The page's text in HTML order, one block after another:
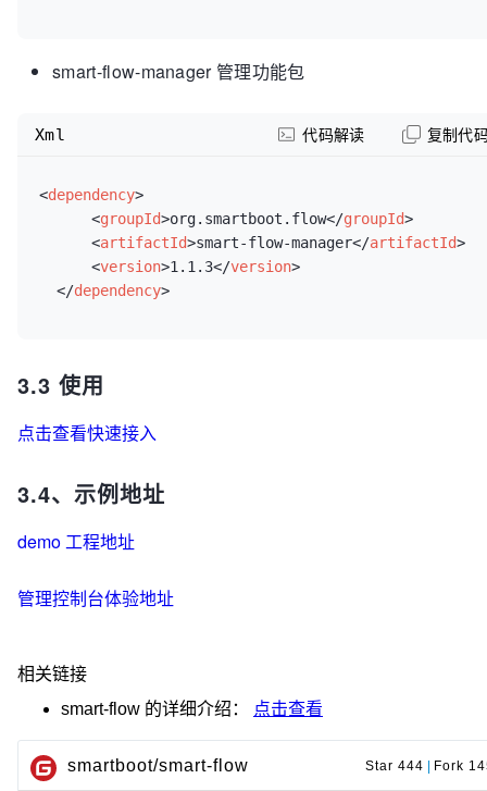
smart-flow-manager 管理功能包
<dependency>
<groupId>org.smartboot.flow</groupId>
<artifactId>smart-flow-manager</artifactId>
<version>1.1.3</version>
</dependency>
Xml 代码解读 复制代
3.3 使用
点击查看快速接入
3.4、示例地址
demo 工程地址
管理控制台体验地址
相关链接
smart-flow 的详细介绍： 点击查看
smartboot/smart-flow Star 444 Fork